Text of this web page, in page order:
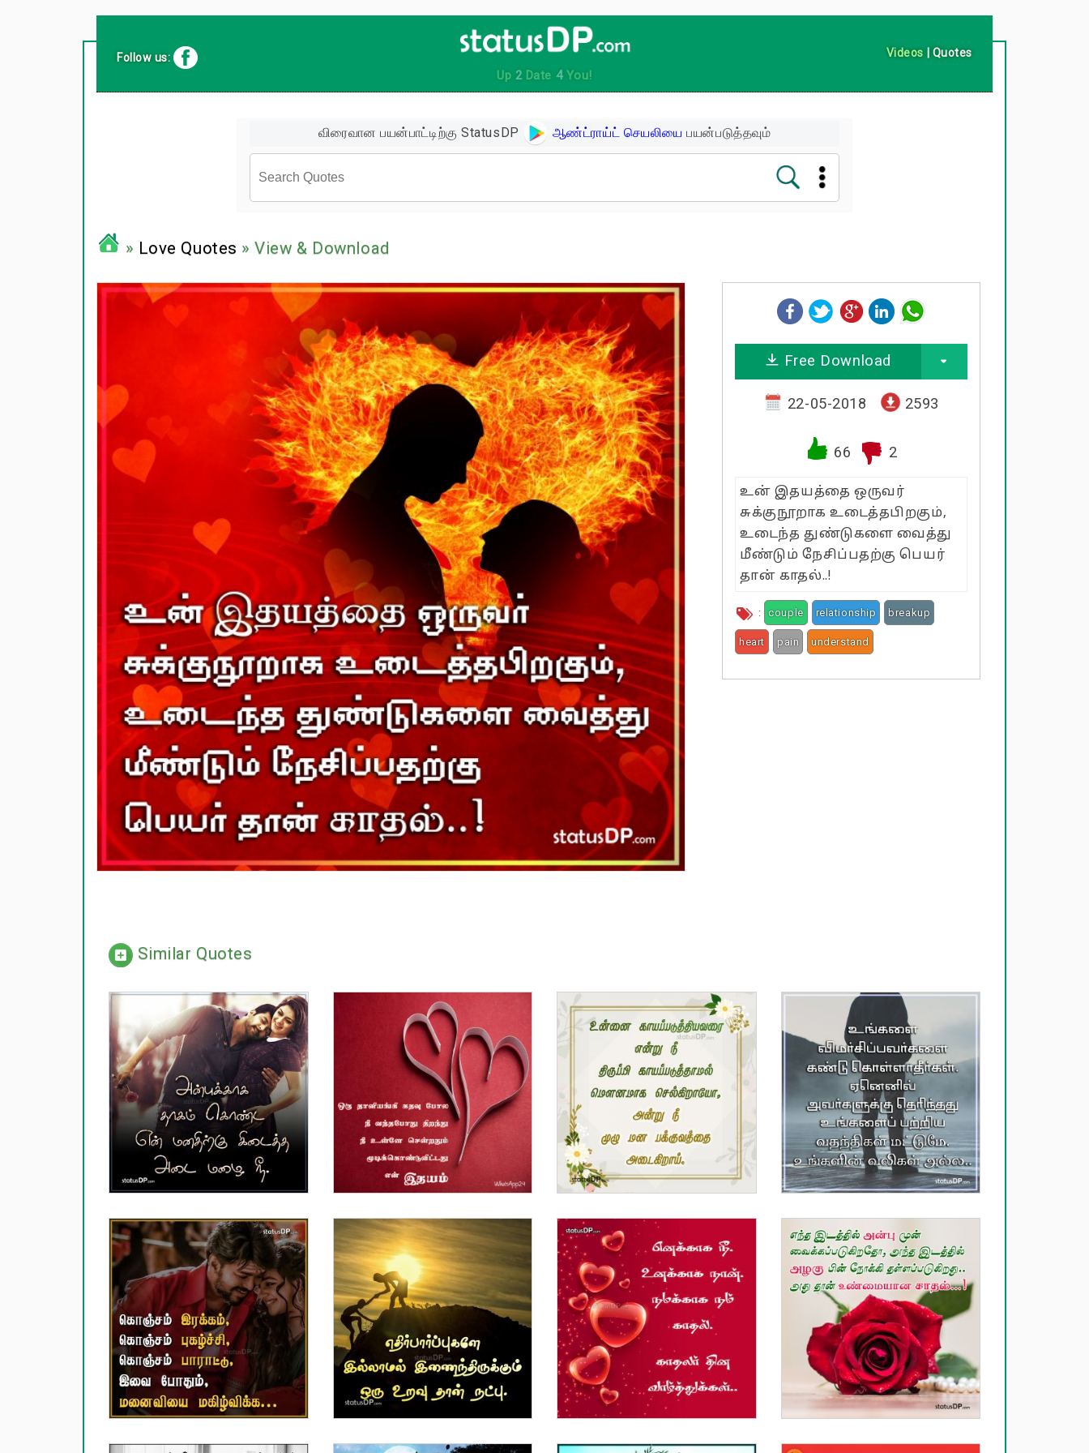
Up 2Date 4You!
Follow us: Videos | Quotes
விரைவான பயன்பாட்டிற்கு StatusDP ஆண்ட்ராய்ட் செயலியை பயன்படுத்தவும்
பழமொழிகள்
ஊக்கம் / உத்வேக பொன்மொழிகள்
காதல் பொன்மொழிகள்
மகிழ்ச்சி பொன்மொழிகள்
பொதுவான பொன்மொழிகள்
நட்பு பொன்மொழிகள்
சிரிப்பு பொன்மொழிகள்
கடவுள் பொன்மொழிகள்
வாழ்த்து பொன்மொழிகள்
பண்டிகை வாழ்த்துக்கள்
» Love Quotes » View & Download
Free Download
22-05-2018 2593
66 2
உன் இதயத்தை ஒருவர்
சுக்குநூறாக உடைத்தபிறகும்,
உடைந்த துண்டுகளை வைத்து
மீண்டும் நேசிப்பதற்கு பெயர்
தான் காதல்..!
: couple relationship breakup
heart pain understand
Similar Quotes